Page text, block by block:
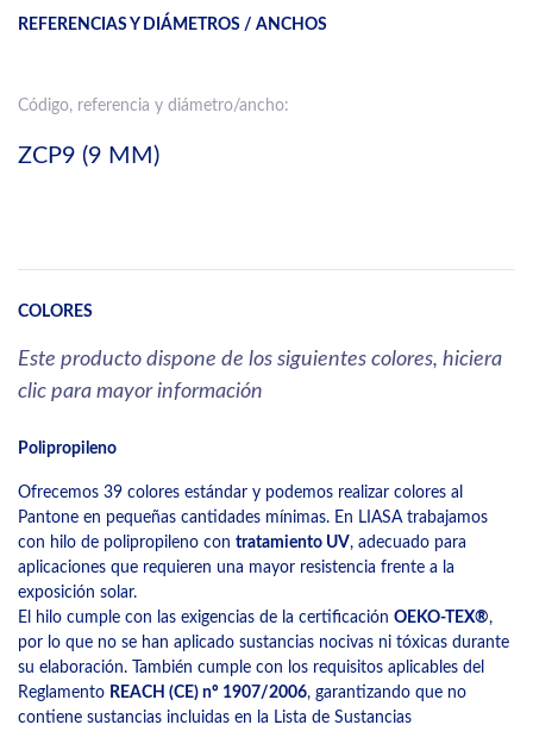
REFERENCIAS Y DIÁMETROS / ANCHOS
Código, referencia y diámetro/ancho:
ZCP9 (9 MM)
COLORES
Este producto dispone de los siguientes colores, hiciera
clic para mayor información
Polipropileno
Ofrecemos 39 colores estándar y podemos realizar colores al
Pantone en pequeñas cantidades mínimas. En LIASA trabajamos
con hilo de polipropileno con tratamiento UV, adecuado para
aplicaciones que requieren una mayor resistencia frente a la
exposición solar.
El hilo cumple con las exigencias de la certificación OEKO-TEX®,
por lo que no se han aplicado sustancias nocivas ni tóxicas durante
su elaboración. También cumple con los requisitos aplicables del
Reglamento REACH (CE) nº 1907/2006, garantizando que no
contiene sustancias incluidas en la Lista de Sustancias